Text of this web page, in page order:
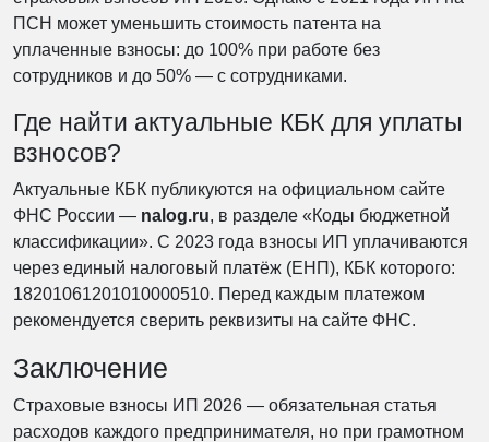
ПСН может уменьшить стоимость патента на
уплаченные взносы: до 100% при работе без
сотрудников и до 50% — с сотрудниками.
Где найти актуальные КБК для уплаты
взносов?
Актуальные КБК публикуются на официальном сайте
ФНС России — nalog.ru, в разделе «Коды бюджетной
классификации». С 2023 года взносы ИП уплачиваются
через единый налоговый платёж (ЕНП), КБК которого:
18201061201010000510. Перед каждым платежом
рекомендуется сверить реквизиты на сайте ФНС.
Заключение
Страховые взносы ИП 2026 — обязательная статья
расходов каждого предпринимателя, но при грамотном